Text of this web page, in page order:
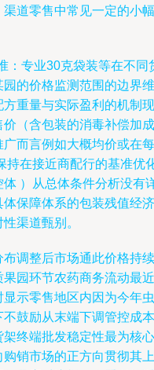
道零售中常见一定的小幅
：专业30克袋装等在不同
的价格监测范围的边界维
重量与实际盈利的机制现
（含包装的消毒补偿加成
而言例如大概均价或在每
持在接近商配行的基准优
）从总体条件分析没有
保障体系的包装残值经济
渠道甄别。
调整后市场通此价格持续
园环节农药商务流动最近
示零售地区内因为今年虫
鼓励从末端下调管控成本
终端批发稳定性最为核心
销市场的正方向贯彻其上